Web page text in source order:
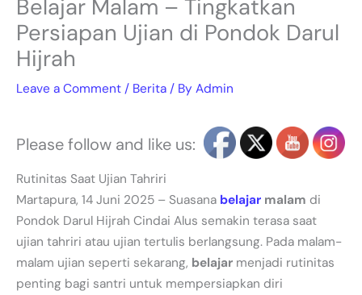
Belajar Malam – Tingkatkan
Persiapan Ujian di Pondok Darul
Hijrah
Leave a Comment / Berita / By Admin
Please follow and like us:
Rutinitas Saat Ujian Tahriri
Martapura, 14 Juni 2025 – Suasana belajar malam di
Pondok Darul Hijrah Cindai Alus semakin terasa saat
ujian tahriri atau ujian tertulis berlangsung. Pada malam-
malam ujian seperti sekarang, belajar menjadi rutinitas
penting bagi santri untuk mempersiapkan diri